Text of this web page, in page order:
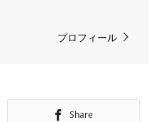
プロフィール
Share